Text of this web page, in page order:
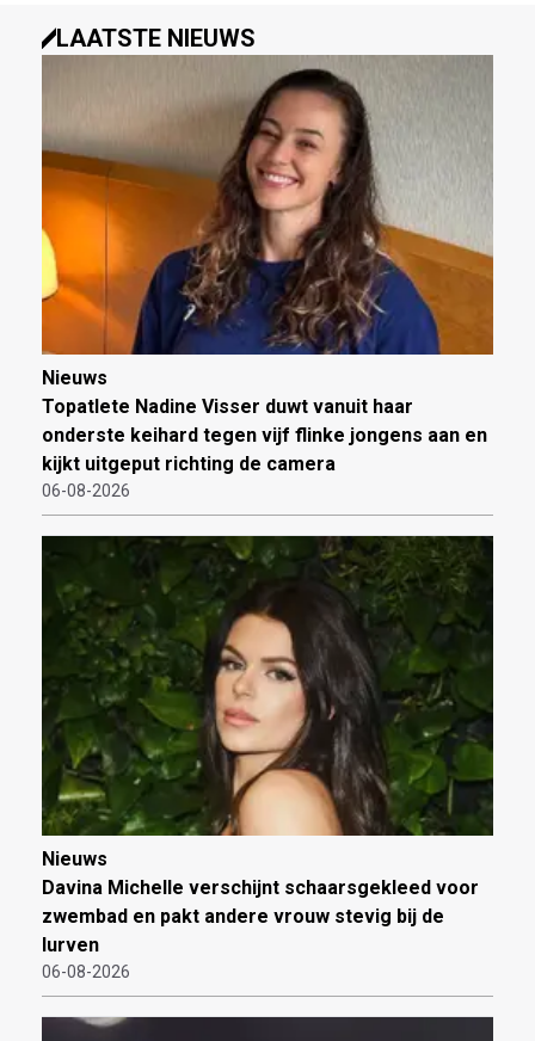
LAATSTE NIEUWS
Nieuws
Topatlete Nadine Visser duwt vanuit haar
onderste keihard tegen vijf flinke jongens aan en
kijkt uitgeput richting de camera
06-08-2026
Nieuws
Davina Michelle verschijnt schaarsgekleed voor
zwembad en pakt andere vrouw stevig bij de
lurven
06-08-2026